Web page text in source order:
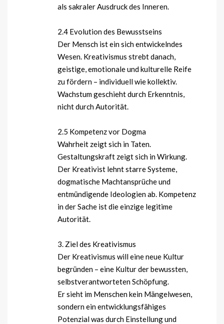
als sakraler Ausdruck des Inneren.
2.4 Evolution des Bewusstseins
Der Mensch ist ein sich entwickelndes
Wesen. Kreativismus strebt danach,
geistige, emotionale und kulturelle Reife
zu fördern – individuell wie kollektiv.
Wachstum geschieht durch Erkenntnis,
nicht durch Autorität.
2.5 Kompetenz vor Dogma
Wahrheit zeigt sich in Taten.
Gestaltungskraft zeigt sich in Wirkung.
Der Kreativist lehnt starre Systeme,
dogmatische Machtansprüche und
entmündigende Ideologien ab. Kompetenz
in der Sache ist die einzige legitime
Autorität.
3. Ziel des Kreativismus
Der Kreativismus will eine neue Kultur
begründen – eine Kultur der bewussten,
selbstverantworteten Schöpfung.
Er sieht im Menschen kein Mängelwesen,
sondern ein entwicklungsfähiges
Potenzial was durch Einstellung und